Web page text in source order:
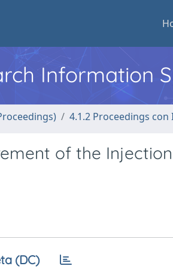
Information
4.1.2 Proceedings con
of the
(DC)